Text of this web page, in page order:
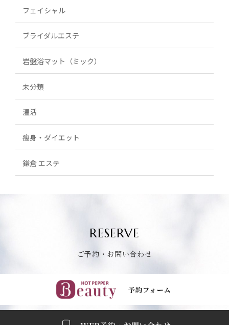
フェイシャル
ブライダルエステ
岩盤浴マット（ミック）
未分類
温活
痩身・ダイエット
鎌倉 エステ
RESERVE
ご予約・お問い合わせ
ごよやくふぉーむへ